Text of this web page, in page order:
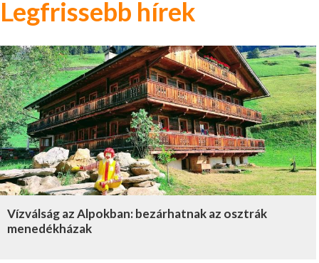
Legfrissebb hírek
Vízválság az Alpokban: bezárhatnak az osztrák
menedékházak